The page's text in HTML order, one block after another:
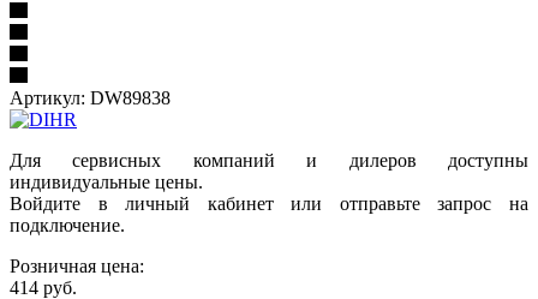
Артикул: DW89838
Для сервисных компаний и дилеров доступны
индивидуальные цены.
Войдите в личный кабинет или отправьте запрос на
подключение.
Розничная цена:
414 руб.